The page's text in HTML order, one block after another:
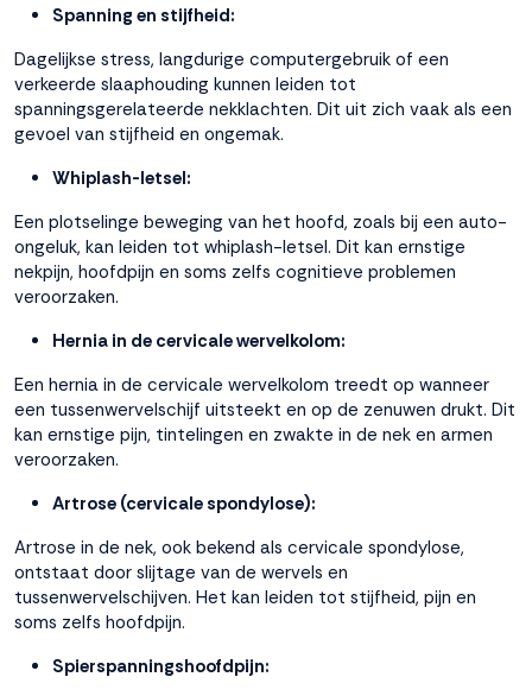
Spanning en stijfheid:
Dagelijkse stress, langdurige computergebruik of een
verkeerde slaaphouding kunnen leiden tot
spanningsgerelateerde nekklachten. Dit uit zich vaak als een
gevoel van stijfheid en ongemak.
Whiplash-letsel:
Een plotselinge beweging van het hoofd, zoals bij een auto-
ongeluk, kan leiden tot whiplash-letsel. Dit kan ernstige
nekpijn, hoofdpijn en soms zelfs cognitieve problemen
veroorzaken.
Hernia in de cervicale wervelkolom:
Een hernia in de cervicale wervelkolom treedt op wanneer
een tussenwervelschijf uitsteekt en op de zenuwen drukt. Dit
kan ernstige pijn, tintelingen en zwakte in de nek en armen
veroorzaken.
Artrose (cervicale spondylose):
Artrose in de nek, ook bekend als cervicale spondylose,
ontstaat door slijtage van de wervels en
tussenwervelschijven. Het kan leiden tot stijfheid, pijn en
soms zelfs hoofdpijn.
Spierspanningshoofdpijn: